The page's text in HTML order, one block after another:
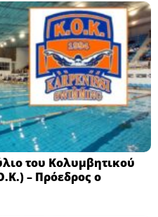
του Κολυμβητικού
– Πρόεδρος ο